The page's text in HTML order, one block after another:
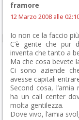
framore
12 Marzo 2008 alle
Io non ce la faccio
C’è gente che pur
inventa che tanto a
Ma che cosa bevete
Ci sono aziende
avesse capitali
Second cosa,
ha un call center
molta gentilezza.
Dove vivo, l’amia